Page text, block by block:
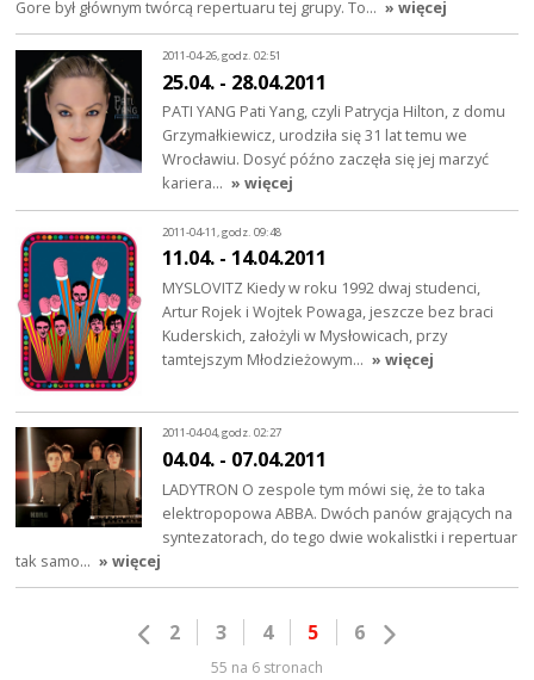
Gore był głównym twórcą repertuaru tej grupy. To… » więcej
2011-04-26, godz. 02:51
25.04. - 28.04.2011
PATI YANG Pati Yang, czyli Patrycja Hilton, z domu
Grzymałkiewicz, urodziła się 31 lat temu we
Wrocławiu. Dosyć późno zaczęła się jej marzyć
kariera… » więcej
2011-04-11, godz. 09:48
11.04. - 14.04.2011
MYSLOVITZ Kiedy w roku 1992 dwaj studenci,
Artur Rojek i Wojtek Powaga, jeszcze bez braci
Kuderskich, założyli w Mysłowicach, przy
tamtejszym Młodzieżowym… » więcej
2011-04-04, godz. 02:27
04.04. - 07.04.2011
LADYTRON O zespole tym mówi się, że to taka
elektropopowa ABBA. Dwóch panów grających na
syntezatorach, do tego dwie wokalistki i repertuar
tak samo… » więcej
2 3 4 5 6
55 na 6 stronach